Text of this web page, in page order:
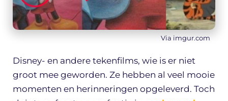
Via imgur.com
Disney- en andere tekenfilms, wie is er niet
groot mee geworden. Ze hebben al veel mooie
momenten en herinneringen opgeleverd. Toch